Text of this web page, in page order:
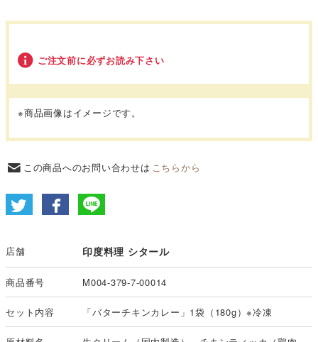
ご注文前に必ずお読み下さい
※商品画像はイメージです。
この商品へのお問い合わせは こちらから
店舗 印度料理 シタール
商品番号 M004-379-7-00014
セット内容 「バターチキンカレー」1袋（180g）※冷凍